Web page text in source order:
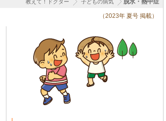
脱水・熱中症
子どもの病気
教えて！ドクター
（2023年 夏号 掲載）